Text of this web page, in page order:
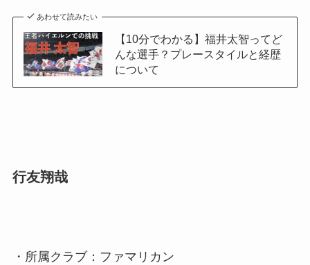
あわせて読みたい
【10分でわかる】福井太智ってど
んな選手？プレースタイルと経歴
について
行友翔哉
・所属クラブ：ファマリカン